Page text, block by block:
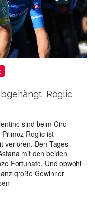
Roglic
sind beim Giro
Roglic ist
verloren. Den Tages-
mit den beiden
Fortunato. Und obwohl
große Gewinner